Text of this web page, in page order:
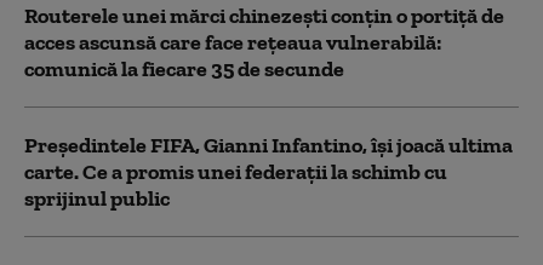
Routerele unei mărci chinezești conțin o portiță de
acces ascunsă care face rețeaua vulnerabilă:
comunică la fiecare 35 de secunde
Președintele FIFA, Gianni Infantino, îşi joacă ultima
carte. Ce a promis unei federații la schimb cu
sprijinul public